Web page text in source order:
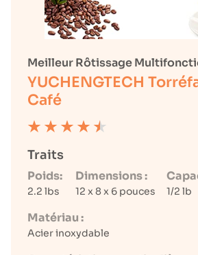
Meilleur Rôtissage
YUCHENGTECH
Café
Traits
Poids:
2.2 lbs
Dimensions :
12 x 8 x 6 pouces 1/2 lb
Matériau :
Acier inoxydable